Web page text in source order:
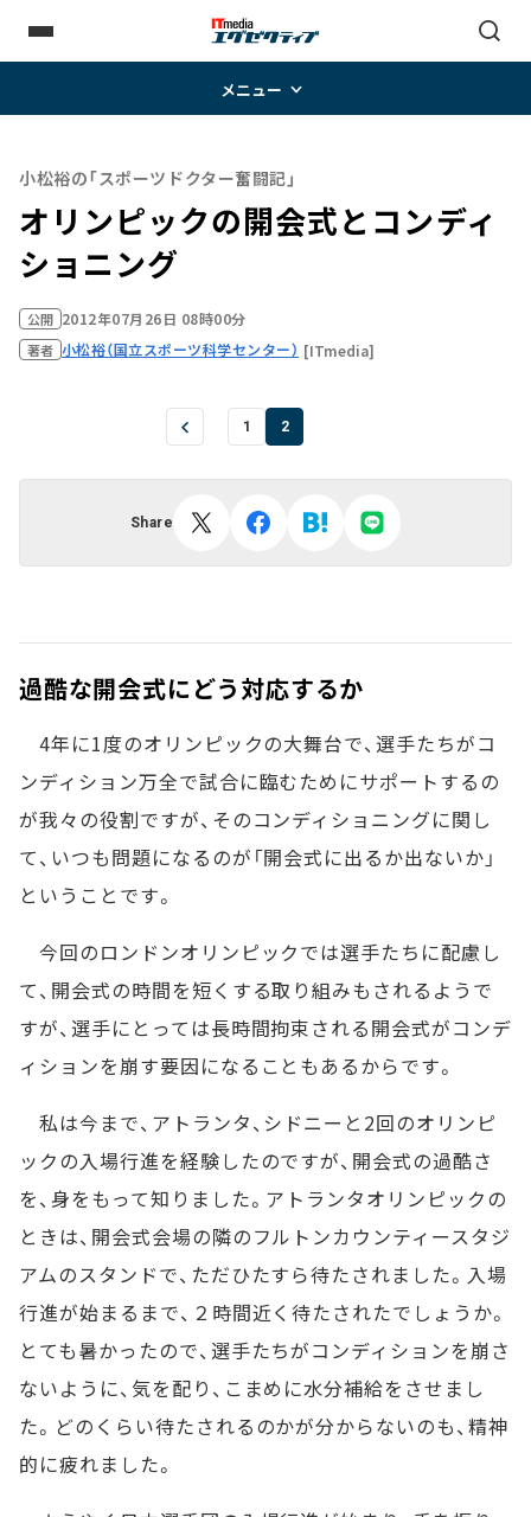
メニュー
小松裕の「スポーツドクター奮闘記」
オリンピックの開会式とコンディ
ショニング
公開 2012年07月26日 08時00分
著者 小松裕（国立スポーツ科学センター） [ITmedia]
1 2
Share
過酷な開会式にどう対応するか
4年に1度のオリンピックの大舞台で、選手たちがコ
ンディション万全で試合に臨むためにサポートするの
が我々の役割ですが、そのコンディショニングに関し
て、いつも問題になるのが「開会式に出るか出ないか」
ということです。
今回のロンドンオリンピックでは選手たちに配慮し
て、開会式の時間を短くする取り組みもされるようで
すが、選手にとっては長時間拘束される開会式がコンデ
ィションを崩す要因になることもあるからです。
私は今まで、アトランタ、シドニーと2回のオリンピ
ックの入場行進を経験したのですが、開会式の過酷さ
を、身をもって知りました。アトランタオリンピックの
ときは、開会式会場の隣のフルトンカウンティースタジ
アムのスタンドで、ただひたすら待たされました。入場
行進が始まるまで、２時間近く待たされたでしょうか。
とても暑かったので、選手たちがコンディションを崩さ
ないように、気を配り、こまめに水分補給をさせまし
た。どのくらい待たされるのかが分からないのも、精神
的に疲れました。